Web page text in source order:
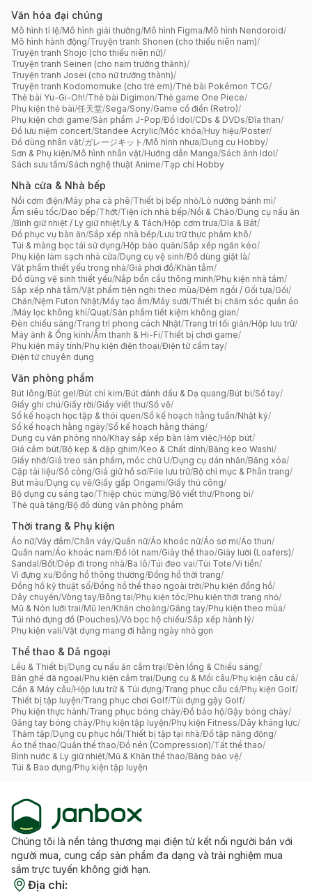
Văn hóa đại chúng
Mô hình tỉ lệ/Mô hình giải thưởng/Mô hình Figma/Mô hình Nendoroid/
Mô hình hành động/Truyện tranh Shonen (cho thiếu niên nam)/
Truyện tranh Shojo (cho thiếu niên nữ)/
Truyện tranh Seinen (cho nam trưởng thành)/
Truyện tranh Josei (cho nữ trưởng thành)/
Truyện tranh Kodomomuke (cho trẻ em)/Thẻ bài Pokémon TCG/
Thẻ bài Yu-Gi-Oh!/Thẻ bài Digimon/Thẻ game One Piece/
Phụ kiện thẻ bài/任天堂/Sega/Sony/Game cổ điển (Retro)/
Phụ kiện chơi game/Sản phẩm J-Pop/Đồ Idol/CDs & DVDs/Đĩa than/
Đồ lưu niệm concert/Standee Acrylic/Móc khóa/Huy hiệu/Poster/
Đồ dùng nhân vật/ガレージキット /Mô hình nhựa/Dụng cụ Hobby/
Sơn & Phụ kiện/Mô hình nhân vật/Hướng dẫn Manga/Sách ảnh Idol/
Sách sưu tầm/Sách nghệ thuật Anime/Tạp chí Hobby
Nhà cửa & Nhà bếp
Nồi cơm điện/Máy pha cà phê/Thiết bị bếp nhỏ/Lò nướng bánh mì/
Ấm siêu tốc/Dao bếp/Thớt/Tiện ích nhà bếp/Nồi & Chảo/Dụng cụ nấu ăn
/Bình giữ nhiệt / Ly giữ nhiệt/Ly & Tách/Hộp cơm trưa/Dĩa & Bát/
Đồ phục vụ bàn ăn/Sắp xếp nhà bếp/Lưu trữ thực phẩm khô/
Túi & màng bọc tái sử dụng/Hộp bảo quản/Sắp xếp ngăn kéo/
Phụ kiện làm sạch nhà cửa/Dụng cụ vệ sinh/Đồ dùng giặt là/
Vật phẩm thiết yếu trong nhà/Giá phơi đồ/Khăn tắm/
Đồ dùng vệ sinh thiết yếu/Nắp bồn cầu thông minh/Phụ kiện nhà tắm/
Sắp xếp nhà tắm/Vật phẩm tiện nghi theo mùa/Đệm ngồi / Gối tựa/Gối/
Chăn/Nệm Futon Nhật/Máy tạo ẩm/Máy sưởi/Thiết bị chăm sóc quần áo
/Máy lọc không khí/Quạt/Sản phẩm tiết kiệm không gian/
Đèn chiếu sáng/Trang trí phong cách Nhật/Trang trí tối giản/Hộp lưu trữ/
Máy ảnh & Ống kính/Âm thanh & Hi-Fi/Thiết bị chơi game/
Phụ kiện máy tính/Phụ kiện điện thoại/Điện tử cầm tay/
Điện tử chuyên dụng
Văn phòng phẩm
Bút lông/Bút gel/Bút chì kim/Bút đánh dấu & Dạ quang/Bút bi/Sổ tay/
Giấy ghi chú/Giấy rời/Giấy viết thư/Sổ vẽ/
Sổ kế hoạch học tập & thói quen/Sổ kế hoạch hằng tuần/Nhật ký/
Sổ kế hoạch hằng ngày/Sổ kế hoạch hằng tháng/
Dụng cụ văn phòng nhỏ/Khay sắp xếp bàn làm việc/Hộp bút/
Giá cắm bút/Bộ kẹp & dập ghim/Keo & Chất dính/Băng keo Washi/
Giấy nhớ/Giá treo sản phẩm, móc chữ U/Dụng cụ dán nhãn/Băng xóa/
Cặp tài liệu/Sổ còng/Giá giữ hồ sơ/File lưu trữ/Bộ chỉ mục & Phân trang/
Bút màu/Dụng cụ vẽ/Giấy gấp Origami/Giấy thủ công/
Bộ dụng cụ sáng tạo/Thiệp chúc mừng/Bộ viết thư/Phong bì/
Thẻ quà tặng/Bộ đồ dùng văn phòng phẩm
Thời trang & Phụ kiện
Áo nữ/Váy đầm/Chân váy/Quần nữ/Áo khoác nữ/Áo sơ mi/Áo thun/
Quần nam/Áo khoác nam/Đồ lót nam/Giày thể thao/Giày lười (Loafers)/
Sandal/Bốt/Dép đi trong nhà/Ba lô/Túi đeo vai/Túi Tote/Ví tiền/
Ví đựng xu/Đồng hồ thông thường/Đồng hồ thời trang/
Đồng hồ kỹ thuật số/Đồng hồ thể thao ngoài trời/Phụ kiện đồng hồ/
Dây chuyền/Vòng tay/Bông tai/Phụ kiện tóc/Phụ kiện thời trang nhỏ/
Mũ & Nón lưỡi trai/Mũ len/Khăn choàng/Găng tay/Phụ kiện theo mùa/
Túi nhỏ đựng đồ (Pouches)/Vỏ bọc hộ chiếu/Sắp xếp hành lý/
Phụ kiện vali/Vật dụng mang đi hằng ngày nhỏ gọn
Thể thao & Dã ngoại
Lều & Thiết bị/Dụng cụ nấu ăn cắm trại/Đèn lồng & Chiếu sáng/
Bàn ghế dã ngoại/Phụ kiện cắm trại/Dụng cụ & Mồi câu/Phụ kiện câu cá/
Cần & Máy câu/Hộp lưu trữ & Túi đựng/Trang phục câu cá/Phụ kiện Golf/
Thiết bị tập luyện/Trang phục chơi Golf/Túi đựng gậy Golf/
Phụ kiện thực hành/Trang phục bóng chày/Đồ bảo hộ/Gậy bóng chày/
Găng tay bóng chày/Phụ kiện tập luyện/Phụ kiện Fitness/Dây kháng lực/
Thảm tập/Dụng cụ phục hồi/Thiết bị tập tại nhà/Đồ tập năng động/
Áo thể thao/Quần thể thao/Đồ nén (Compression)/Tất thể thao/
Bình nước & Ly giữ nhiệt/Mũ & Khăn thể thao/Băng bảo vệ/
Túi & Bao đựng/Phụ kiện tập luyện
Chúng tôi là nền tảng thương mại điện tử kết nối người bán với
người mua, cung cấp sản phẩm đa dạng và trải nghiệm mua
sắm trực tuyến không giới hạn.
Địa chỉ: